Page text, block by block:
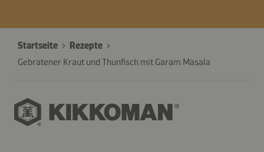
Startseite
Rezepte
Gebratener Kraut und Thunfisch mit Garam Masala